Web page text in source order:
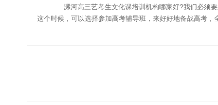
漯河高三艺考生文化课培训机构哪家好?我们必须要
这个时候，可以选择参加高考辅导班，来好好地备战高考